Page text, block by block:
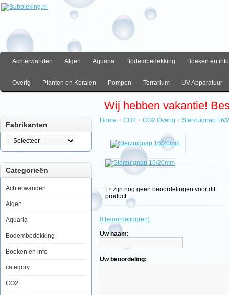
Achterwanden Algen Aquaria Bodembedekking Boeken en info
Overig Planten en Koralen Pompen Terrarium UV Apparatuur
Wij hebben vakantie!
Fabrikanten
Categorieën
Achterwanden
Algen
Aquaria
Bodembedekking
Boeken en info
category
CO2
CO2
CO2
Overig
Sterzuignap
16/20mm
16/20mm
Sterzuignap
voor
het
Home > CO2 > CO2 Overig > Sterzuignap 16/
Er zijn nog geen beoordelingen voor dit
product.
0 beoordeling(en).
Uw naam:
Uw beoordeling: